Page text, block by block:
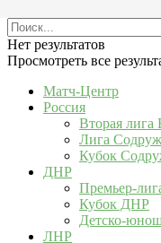
Нет результатов
Просмотреть все
Матч-Центр
Россия
Вторая лига
Лига
Кубок
ДНР
Премьер-
Кубок ДНР
Детско-
ЛНР